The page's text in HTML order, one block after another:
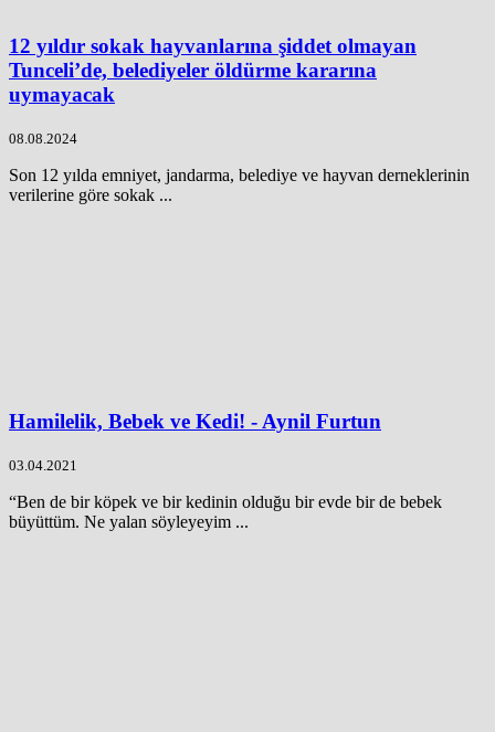
12 yıldır sokak hayvanlarına şiddet olmayan
Tunceli’de, belediyeler öldürme kararına
uymayacak
08.08.2024
Son 12 yılda emniyet, jandarma, belediye ve hayvan derneklerinin
verilerine göre sokak ...
Hamilelik, Bebek ve Kedi! - Aynil Furtun
03.04.2021
“Ben de bir köpek ve bir kedinin olduğu bir evde bir de bebek
büyüttüm. Ne yalan söyleyeyim ...